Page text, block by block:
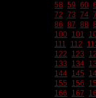
58 59 60
72 73 74
86 87 88
100 101
111
112
122
123
133
134
144 145
155
156
166
167